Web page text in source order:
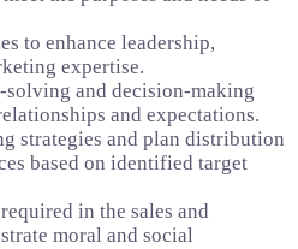
to enhance leadership,
expertise.
and decision-making
and expectations.
strategies and plan distribution
based on identified target
in the sales and
moral and social